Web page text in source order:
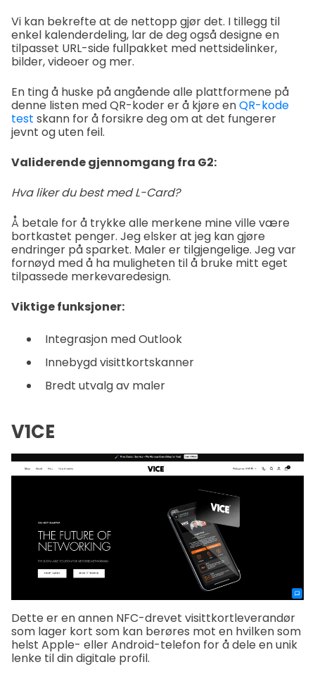
Vi kan bekrefte at de nettopp gjør det. I tillegg til
enkel kalenderdeling, lar de deg også designe en
tilpasset URL-side fullpakket med nettsidelinker,
bilder, videoer og mer.
En ting å huske på angående alle plattformene på
denne listen med QR-koder er å kjøre enQR-kode
test skann for å forsikre deg om at det fungerer
jevnt og uten feil.
Validerende gjennomgang fra G2:
Hva liker du best med L-Card?
Å betale for å trykke alle merkene mine ville være
bortkastet penger. Jeg elsker at jeg kan gjøre
endringer på sparket. Maler er tilgjengelige. Jeg var
fornøyd med å ha muligheten til å bruke mitt eget
tilpassede merkevaredesign.
Viktige funksjoner:
Integrasjon med Outlook
Innebygd visittkortskanner
Bredt utvalg av maler
V1CE
Dette er en annen NFC-drevet visittkortleverandør
som lager kort som kan berøres mot en hvilken som
helst Apple- eller Android-telefon for å dele en unik
lenke til din digitale profil.